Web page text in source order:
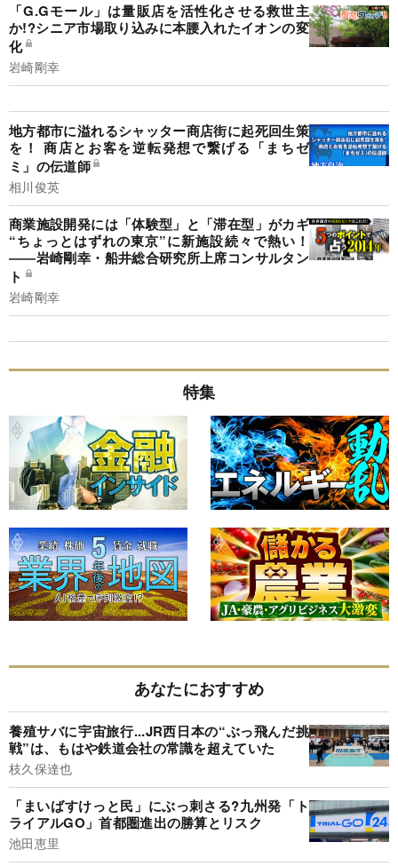
「G.Gモール」は量販店を活性化させる救世主
か!?シニア市場取り込みに本腰入れたイオンの変
化
岩崎剛幸
地方都市に溢れるシャッター商店街に起死回生策
を！ 商店とお客を逆転発想で繋げる「まちゼ
ミ」の伝道師
相川俊英
商業施設開発には「体験型」と「滞在型」がカギ
“ちょっとはずれの東京”に新施設続々で熱い！
――岩崎剛幸・船井総合研究所上席コンサルタン
ト
岩崎剛幸
特集
あなたにおすすめ
養殖サバに宇宙旅行...JR西日本の“ぶっ飛んだ挑
戦”は、もはや鉄道会社の常識を超えていた
枝久保達也
「まいばすけっと民」にぶっ刺さる?九州発「ト
ライアルGO」首都圏進出の勝算とリスク
池田恵里